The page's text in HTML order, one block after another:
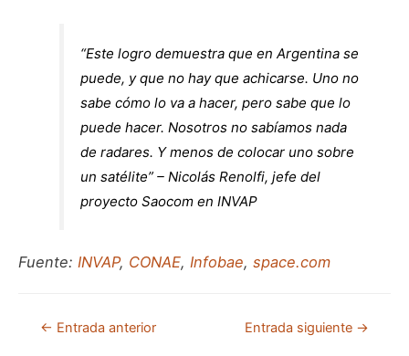
“Este logro demuestra que en Argentina se
puede, y que no hay que achicarse. Uno no
sabe cómo lo va a hacer, pero sabe que lo
puede hacer. Nosotros no sabíamos nada
de radares. Y menos de colocar uno sobre
un satélite” – Nicolás Renolfi, jefe del
proyecto Saocom en INVAP
Fuente: INVAP, CONAE, Infobae, space.com
← Entrada anterior Entrada siguiente →